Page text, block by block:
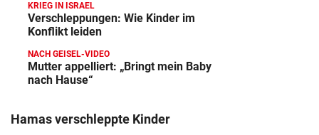
KRIEG IN ISRAEL
Verschleppungen: Wie Kinder im
Konflikt leiden
NACH GEISEL-VIDEO
Mutter appelliert: „Bringt mein Baby
nach Hause“
Hamas verschleppte Kinder